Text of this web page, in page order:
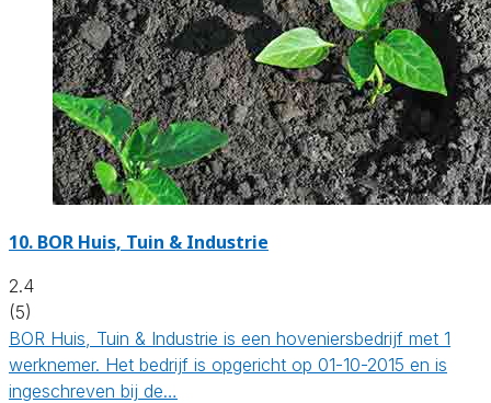
10. BOR Huis, Tuin & Industrie
2.4
(5)
BOR Huis, Tuin & Industrie is een hoveniersbedrijf met 1
werknemer. Het bedrijf is opgericht op 01-10-2015 en is
ingeschreven bij de…